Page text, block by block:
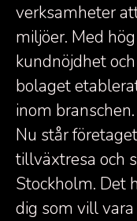
verksamheter
miljöer. Med
kundnöjdhet
bolaget
inom branschen.
Nu står
tillväxtresa och
Stockholm. Det
dig som vill